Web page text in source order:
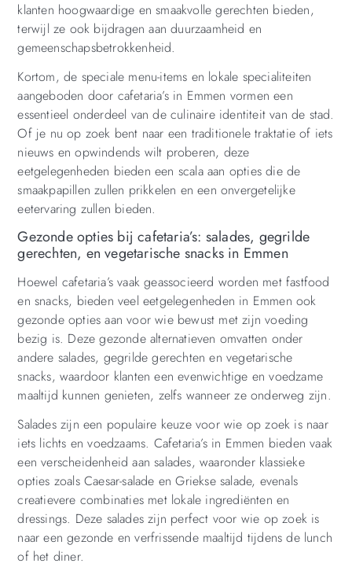
klanten hoogwaardige en smaakvolle gerechten bieden,
terwijl ze ook bijdragen aan duurzaamheid en
gemeenschapsbetrokkenheid.
Kortom, de speciale menu-items en lokale specialiteiten
aangeboden door cafetaria’s in Emmen vormen een
essentieel onderdeel van de culinaire identiteit van de stad.
Of je nu op zoek bent naar een traditionele traktatie of iets
nieuws en opwindends wilt proberen, deze
eetgelegenheden bieden een scala aan opties die de
smaakpapillen zullen prikkelen en een onvergetelijke
eetervaring zullen bieden.
Gezonde opties bij cafetaria’s: salades, gegrilde
gerechten, en vegetarische snacks in Emmen
Hoewel cafetaria’s vaak geassocieerd worden met fastfood
en snacks, bieden veel eetgelegenheden in Emmen ook
gezonde opties aan voor wie bewust met zijn voeding
bezig is. Deze gezonde alternatieven omvatten onder
andere salades, gegrilde gerechten en vegetarische
snacks, waardoor klanten een evenwichtige en voedzame
maaltijd kunnen genieten, zelfs wanneer ze onderweg zijn.
Salades zijn een populaire keuze voor wie op zoek is naar
iets lichts en voedzaams. Cafetaria’s in Emmen bieden vaak
een verscheidenheid aan salades, waaronder klassieke
opties zoals Caesar-salade en Griekse salade, evenals
creatievere combinaties met lokale ingrediënten en
dressings. Deze salades zijn perfect voor wie op zoek is
naar een gezonde en verfrissende maaltijd tijdens de lunch
of het diner.